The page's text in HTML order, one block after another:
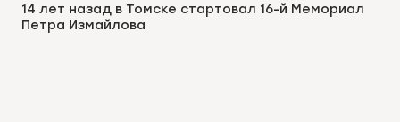
14 лет назад в Томске стартовал 16-й Мемориал
Петра Измайлова